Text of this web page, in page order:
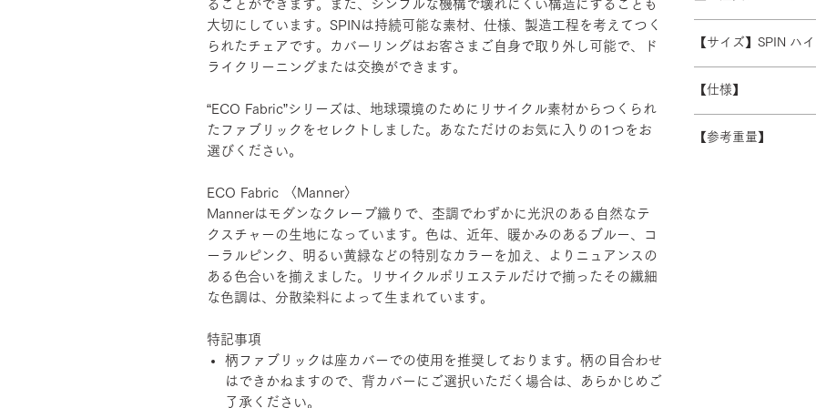
ることができます。また、シンプルな機構で壊れにくい構造にすることも
大切にしています。SPINは持続可能な素材、仕様、製造工程を考えてつく
られたチェアです。カバーリングはお客さまご自身で取り外し可能で、ド
ライクリーニングまたは交換ができます。
“ECO Fabric”シリーズは、地球環境のためにリサイクル素材からつくられ
たファブリックをセレクトしました。あなただけのお気に入りの1つをお
選びください。
ECO Fabric 〈Manner〉
Mannerはモダンなクレープ織りで、杢調でわずかに光沢のある自然なテ
クスチャーの生地になっています。色は、近年、暖かみのあるブルー、コ
ーラルピンク、明るい黄緑などの特別なカラーを加え、よりニュアンスの
ある色合いを揃えました。リサイクルポリエステルだけで揃ったその繊細
な色調は、分散染料によって生まれています。
特記事項
柄ファブリックは座カバーでの使用を推奨しております。柄の目合わせ
はできかねますので、背カバーにご選択いただく場合は、あらかじめご
了承ください。
※数量によって配送
ます。 離島・一部
受注生産の為、配
す。詳細なお時間帯
できない場合がござ
ズ等)、キャンセル
さい。
【サイズ】SPIN ハ
【仕様】
シート：PP・モ
【参考重量】